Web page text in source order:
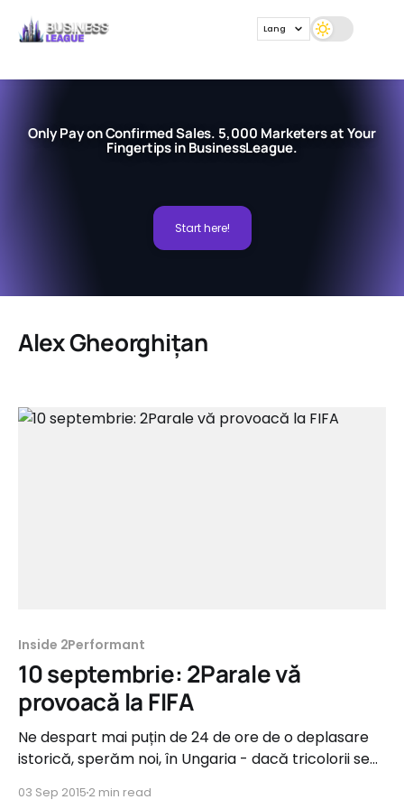
Lang
Only Pay on Confirmed Sales. 5,000 Marketers at Your
Fingertips in BusinessLeague.
Start here!
Alex Gheorghițan
Inside 2Performant
10 septembrie: 2Parale vă
provoacă la FIFA
Ne despart mai puțin de 24 de ore de o deplasare
istorică, sperăm noi, în Ungaria - dacă tricolorii se
rămânem favoriți pentru biletele spre Franța 2016.
03 Sep 2015 2 min read